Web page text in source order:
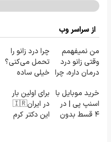
از سراسر وب
من نمیفهمم
وقتی زانو درد
درمان داره، چرا
تحمل میکنی؟
❗
چرا درد زانو را
تحمل می‌کنی؟
خیلی ساده
درمانش کن خرید موبایل با
اسنپ پی | در
۴ قسط بدون
برای اولین بار
در ایران🇮🇷
این دکتر کرم